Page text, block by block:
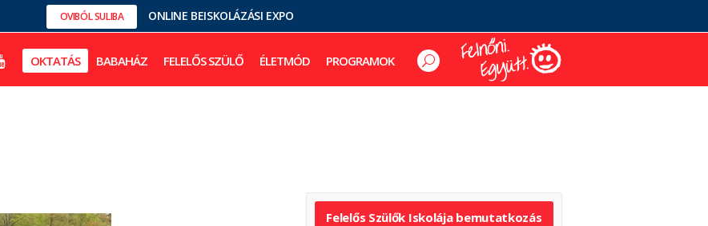
OVIBÓL SULIBA ONLINE BEISKOLÁZÁSI EXPO
OKTATÁS BABAHÁZ FELELŐS SZÜLŐ ÉLETMÓD PROGRAMOK
Felelős Szülők Iskolája bemutatkozás